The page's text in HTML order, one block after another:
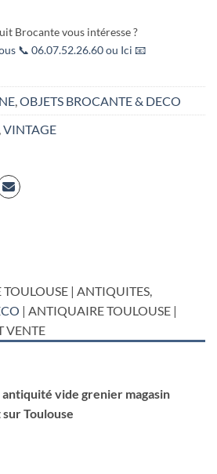
Brocante vous intéresse ?
📞 06.07.52.26.60 ou Ici 📧
,OBJETS BROCANTE & DECO
,VINTAGE
| ANTIQUITES,
| ANTIQUAIRE TOULOUSE |
VENTE
antiquité vide grenier magasin
Toulouse